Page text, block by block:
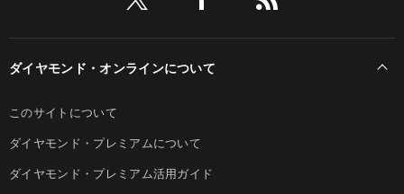
ダイヤモンド・オンラインについて
このサイトについて
ダイヤモンド・プレミアムについて
ダイヤモンド・プレミアム活用ガイド